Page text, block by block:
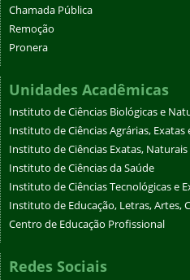
Chamada Pública
Remoção
Pronera
Unidades Acadêmicas
Instituto de Ciências Biológicas e
Instituto de Ciências Agrárias,
Instituto de Ciências Exatas, Naturais
Instituto de Ciências da Saúde
Instituto de Ciências Tecnológicas e
Instituto de Educação, Letras, Artes,
Centro de Educação Profissional
Redes Sociais